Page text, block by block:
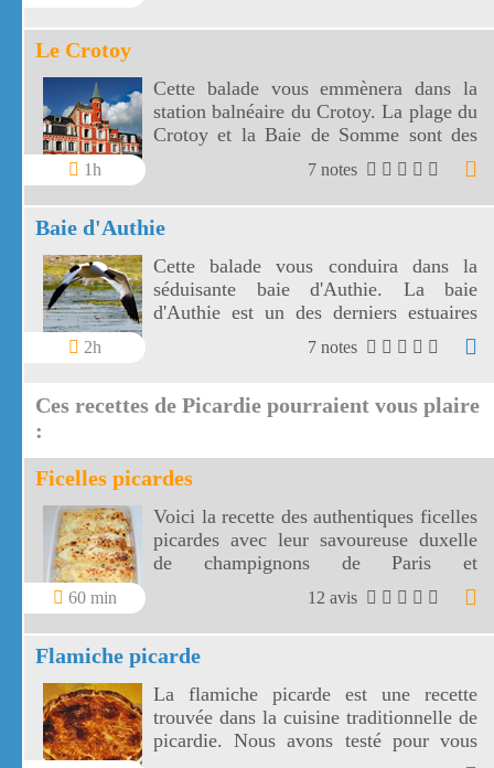
Le Crotoy
1h
Cette balade vous emmènera dans la
station balnéaire du Crotoy. La plage du
Crotoy et la Baie de Somme sont des
centres d'intérêt importants du Crotoy.
7 notes
Baie d'Authie
2h
Cette balade vous conduira dans la
séduisante baie d'Authie. La baie
d'Authie est un des derniers estuaires
7 notes
Ces recettes de Picardie pourraient vous plaire
:
Ficelles picardes
60 min
Voici la recette des authentiques ficelles
picardes avec leur savoureuse duxelle
de champignons de Paris et
échalotes.Les ficelles picardes sont le
repas idéal de vos soirées d'hiver!
12 avis
Flamiche picarde
La flamiche picarde est une recette
trouvée dans la cuisine traditionnelle de
picardie. Nous avons testé pour vous